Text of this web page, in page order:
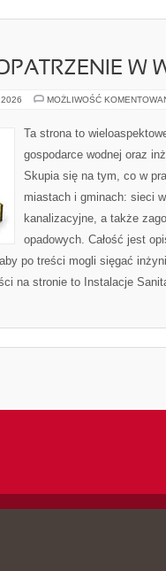
W
MOŻLIWOŚĆ
Ta strona to
gospodarce wodnej oraz
Skupia się na tym, co w
miastach i gminach: sieci
kanalizacyjne, a także
opadowych. Całość jest
po treści mogli sięgać
na stronie to Instalacje